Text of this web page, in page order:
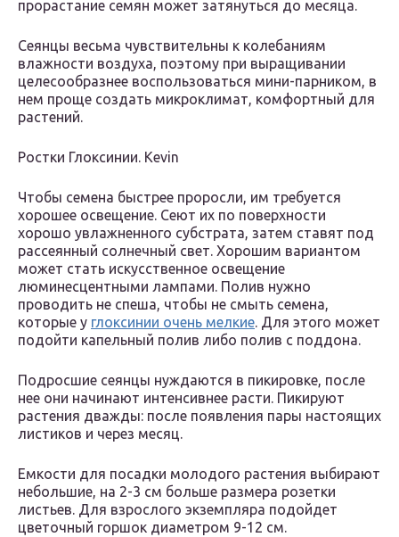
прорастание семян может затянуться до месяца.
Сеянцы весьма чувствительны к колебаниям
влажности воздуха, поэтому при выращивании
целесообразнее воспользоваться мини-парником, в
нем проще создать микроклимат, комфортный для
растений.
Ростки Глоксинии. Kevin
Чтобы семена быстрее проросли, им требуется
хорошее освещение. Сеют их по поверхности
хорошо увлажненного субстрата, затем ставят под
рассеянный солнечный свет. Хорошим вариантом
может стать искусственное освещение
люминесцентными лампами. Полив нужно
проводить не спеша, чтобы не смыть семена,
которые у глоксинии очень мелкие. Для этого может
подойти капельный полив либо полив с поддона.
Подросшие сеянцы нуждаются в пикировке, после
нее они начинают интенсивнее расти. Пикируют
растения дважды: после появления пары настоящих
листиков и через месяц.
Емкости для посадки молодого растения выбирают
небольшие, на 2-3 см больше размера розетки
листьев. Для взрослого экземпляра подойдет
цветочный горшок диаметром 9-12 см.